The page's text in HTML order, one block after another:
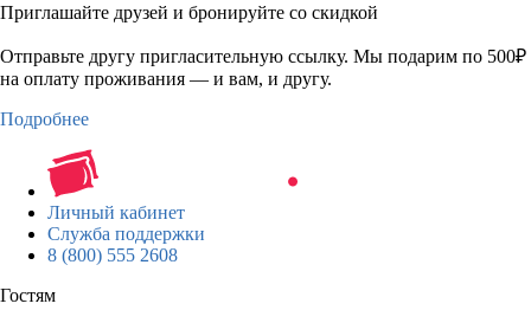
Приглашайте друзей и бронируйте со скидкой
Отправьте другу пригласительную ссылку. Мы подарим по 500₽
на оплату проживания — и вам, и другу.
Подробнее
Личный кабинет
Служба поддержки
8 (800) 555 2608
Гостям